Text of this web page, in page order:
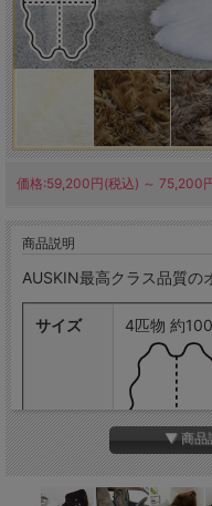
価格:59,200円(税込) ～ 75,200
商品説明
AUSKIN最高クラス品質の
サイズ 4匹物 約
▼ 商品